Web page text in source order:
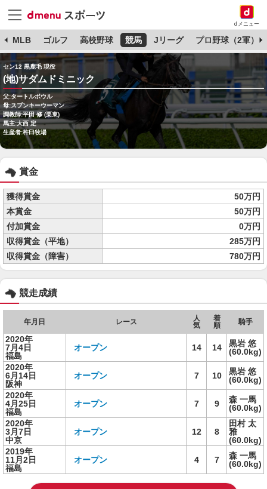
dメニュー
MLB ゴルフ 高校野球 競馬 Jリーグ プロ野球（2軍）
セン12 黒鹿毛 現役
(地)サダムドミニック
父:タートルボウル
母:スプンキーウーマン
調教師:平田 修 (栗東)
馬主:大西 定
生産者:杵臼牧場
賞金
獲得賞金
50万円
本賞金
50万円
付加賞金
0万円
収得賞金（平地）
285万円
収得賞金（障害）
780万円
競走成績
年月日 レース
人
気
着
順
騎手
2020年
7月4日
福島
オープン 14 14
黒岩 悠
(60.0kg)
2020年
6月14日
阪神
オープン 7 10
黒岩 悠
(60.0kg)
2020年
4月25日
福島
オープン 7 9
森 一馬
(60.0kg)
2020年
3月7日
中京
オープン 12 8
田村 太
雅
(60.0kg)
2019年
11月2日
福島
オープン 4 7
森 一馬
(60.0kg)